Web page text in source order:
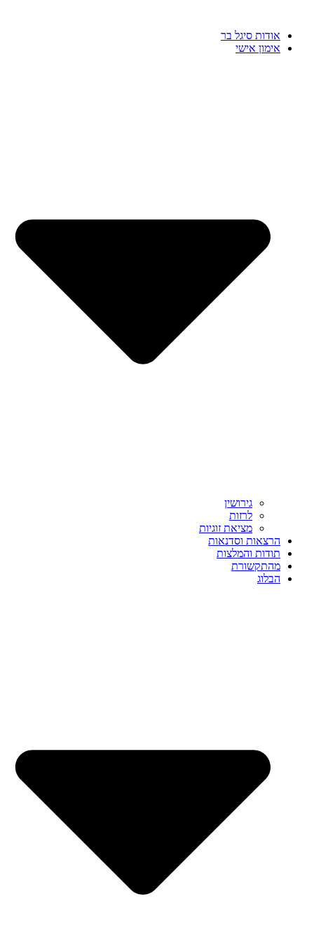
אודות סיגל בר
אימון אישי
גירושין
לרזות
מציאת זוגיות
הרצאות וסדנאות
תודות והמלצות
מהתקשורת
הבלוג